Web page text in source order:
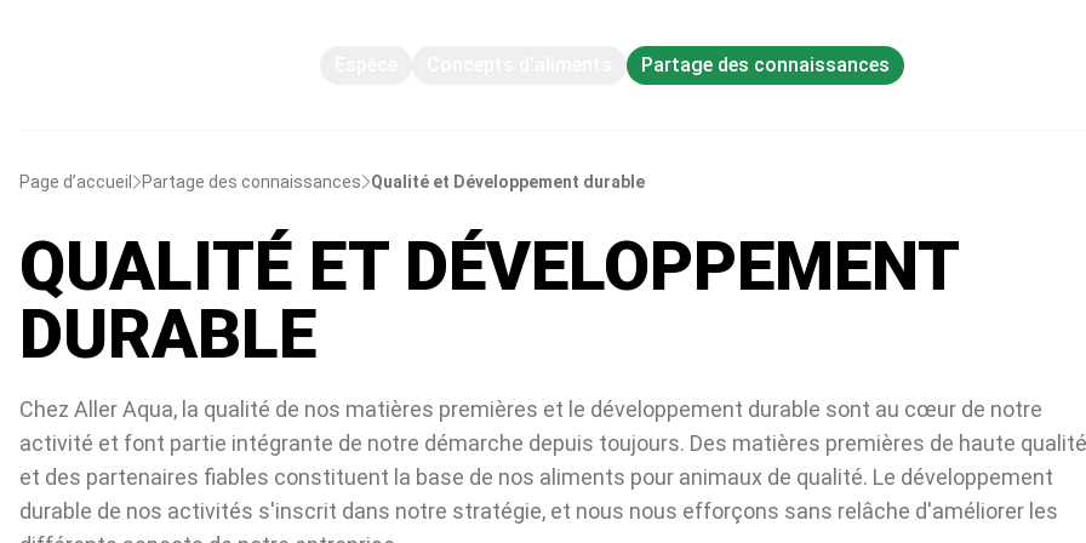
Partage des connaissances
Page d’accueil Partage des connaissances Qualité et Développement durable
QUALITÉ ET DÉVELOPPEMENT
DURABLE
Chez Aller Aqua, la qualité de nos matières premières et le développement durable sont au cœur de notre
activité et font partie intégrante de notre démarche depuis toujours. Des matières premières de haute qualité
et des partenaires fiables constituent la base de nos aliments pour animaux de qualité. Le développement
durable de nos activités s'inscrit dans notre stratégie, et nous nous efforçons sans relâche d'améliorer les